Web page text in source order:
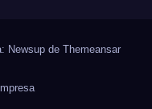
Newsup de Themeansar